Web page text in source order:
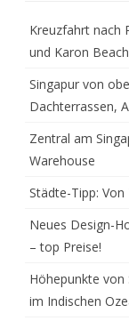
Kreuzfahrt nach
und Karon Beach
Singapur von
Dachterrassen,
Zentral am
Warehouse
Städte-Tipp:
Neues Design-
– top Preise!
Höhepunkte von
im Indischen